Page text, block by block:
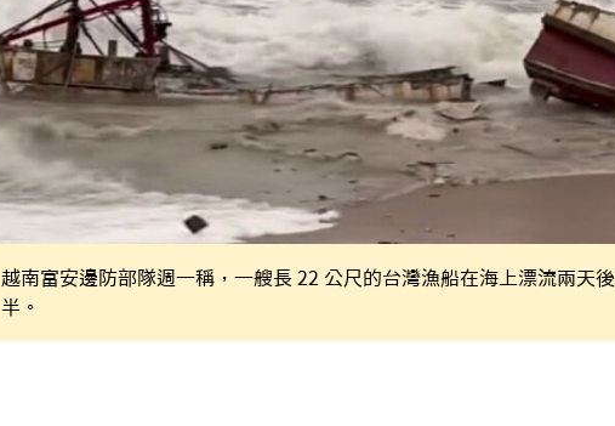
越南富安邊防部隊週一稱，一艘長 22 公尺的台灣漁船在海上漂流兩天
半。